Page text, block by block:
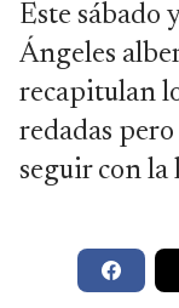
Este sábado
Ángeles
recapitulan
redadas
seguir con la